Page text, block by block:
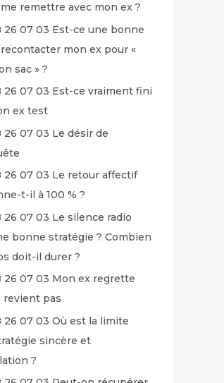
remettre avec mon ex ?
26 07 03 Est-ce une bonne
mon ex pour «
sac » ?
26 07 03 Est-ce vraiment fini
ex test
26 07 03 Le désir de
26 07 03 Le retour affectif
t-il à 100 % ?
26 07 03 Le silence radio
bonne stratégie ? Combien
doit-il durer ?
26 07 03 Mon ex regrette
revient pas
26 07 03 Où est la limite
sincère et
?